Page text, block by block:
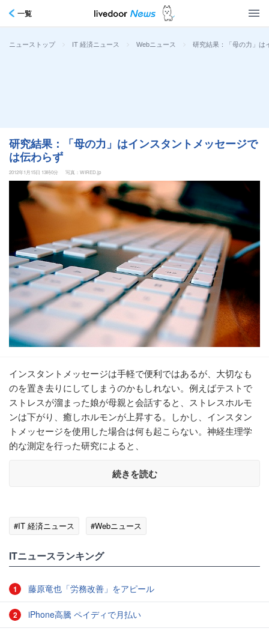
一覧
ニューストップ > IT 経済ニュース > Webニュース > 研究結果：「母の力」は
研究結果：「母の力」はインスタントメッセージで
は伝わらず
2012年1月15日 13時0分 写真：WIRED.jp
インスタントメッセージは手軽で便利ではあるが、大切なも
のを置き去りにしてしまうのかもしれない。例えばテストで
ストレスが溜まった娘が母親と会話すると、ストレスホルモ
ンは下がり、癒しホルモンが上昇する。しかし、インスタン
トメッセージを使用した場合は何も起こらない。神経生理学
的な測定を行った研究によると、
続きを読む
#IT 経済ニュース #Webニュース
ITニュースランキング
1 藤原竜也「労務改善」をアピール
2 iPhone高騰 ペイディで月払い